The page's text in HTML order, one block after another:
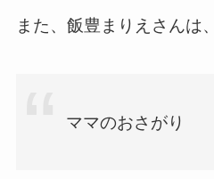
また、飯豊まりえさんは、
ママのおさがり